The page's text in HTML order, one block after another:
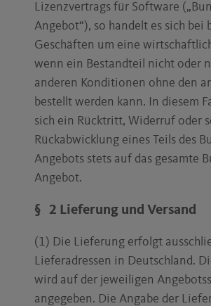
Lizenzvertrags für Software
Angebot“), so handelt es sich bei
Geschäften um eine
wenn ein Bestandteil nicht oder
anderen Konditionen ohne den
bestellt werden kann. In diesem
sich ein Rücktritt, Widerruf oder
Rückabwicklung eines Teils des
Angebots stets auf das gesamte
Angebot.
§ 2 Lieferung und Versand
(1) Die Lieferung erfolgt
Lieferadressen in Deutschland.
wird auf der jeweiligen
angegeben. Die Angabe der